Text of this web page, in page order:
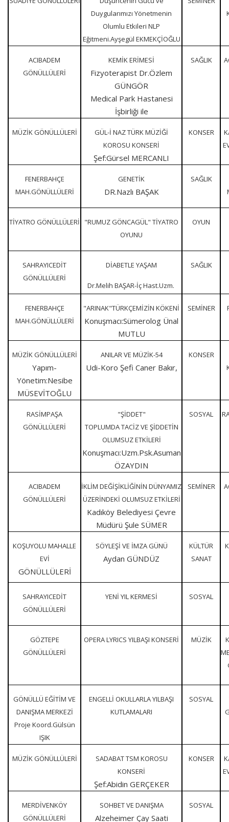
Duygularımızı Yönetmenin
Olumlu Etkileri NLP
Eğitmeni.Ayşegül EKMEKÇİOĞLU
ACIBADEM
GÖNÜLLÜLERİ
KEMİK ERİMESİ
Fizyoterapist Dr.Özlem
GÜNGÖR
Medical Park Hastanesi
İşbirliği ile
SAĞLIK
MÜZİK GÖNÜLLÜLERİ
GÜL-İ NAZ TÜRK MÜZİĞİ
KOROSU KONSERİ
Şef:Gürsel MERCANLI
KONSER
FENERBAHÇE
MAH.GÖNÜLLÜLERİ
GENETİK
DR.Nazlı BAŞAK
SAĞLIK
TİYATRO GÖNÜLLÜLERİ
"RUMUZ GÖNCAGÜL" TİYATRO
OYUNU
OYUN
SAHRAYICEDİT
GÖNÜLLÜLERİ
DİABETLE YAŞAM
Dr.Melih BAŞAR-İç Hast.Uzm.
SAĞLIK
FENERBAHÇE
MAH.GÖNÜLLÜLERİ
"ARINAK"TÜRKÇEMİZİN KÖKENİ
Konuşmacı:Sümerolog Ünal
MUTLU
SEMİNER
MÜZİK GÖNÜLLÜLERİ
Yapım-
Yönetim:Nesibe
MÜSEVİTOĞLU
ANILAR VE MÜZİK-54
Udi-Koro Şefi Caner Bakır,
KONSER
RASİMPAŞA
GÖNÜLLÜLERİ
"ŞİDDET"
TOPLUMDA TACİZ VE ŞİDDETİN
OLUMSUZ ETKİLERİ
Konuşmacı:Uzm.Psk.Asuman
ÖZAYDIN
SOSYAL
ACIBADEM
GÖNÜLLÜLERİ
İKLİM DEĞİŞİKLİĞİNİN DÜNYAMIZ
ÜZERİNDEKİ OLUMSUZ ETKİLERİ
Kadıköy Belediyesi Çevre
Müdürü Şule SÜMER
SEMİNER
KOŞUYOLU MAHALLE
EVİ
GÖNÜLLÜLERİ
SÖYLEŞİ VE İMZA GÜNÜ
Aydan GÜNDÜZ
KÜLTÜR
SANAT
SAHRAYICEDİT
GÖNÜLLÜLERİ
YENİ YIL KERMESİ SOSYAL
GÖZTEPE
GÖNÜLLÜLERİ
OPERA LYRICS YILBAŞI KONSERİ MÜZİK
GÖNÜLLÜ EĞİTİM VE
DANIŞMA MERKEZİ
Proje Koord.Gülsün
IŞIK
ENGELLİ OKULLARLA YILBAŞI
KUTLAMALARI
SOSYAL
MÜZİK GÖNÜLLÜLERİ
SADABAT TSM KOROSU
KONSERİ
Şef:Abidin GERÇEKER
KONSER
MERDİVENKÖY
GÖNÜLLÜLERİ
SOHBET VE DANIŞMA
Alzeheimer Çay Saati
SOSYAL